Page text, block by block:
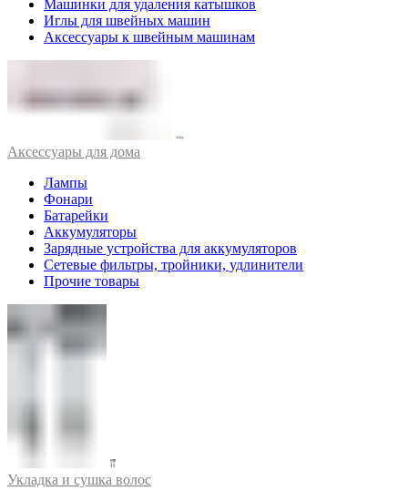
Машинки для удаления катышков
Иглы для швейных машин
Аксессуары к швейным машинам
Аксессуары для дома
Лампы
Фонари
Батарейки
Аккумуляторы
Зарядные устройства для аккумуляторов
Сетевые фильтры, тройники, удлинители
Прочие товары
Укладка и сушка волос